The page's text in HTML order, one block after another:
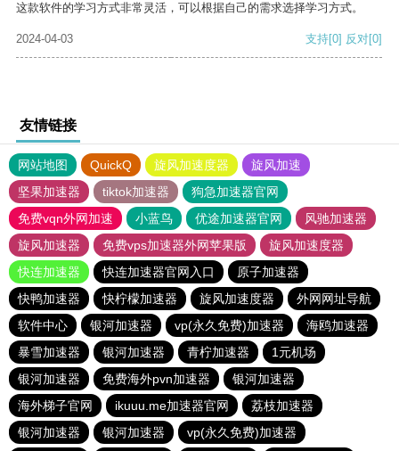
这款软件的学习方式非常灵活，可以根据自己的需求选择学习方式。
2024-04-03 支持[0] 反对[0]
友情链接
网站地图 QuickQ 旋风加速度器
旋风加速
坚果加速器
tiktok加速器
狗急加速器官网
免费vqn外网加速
小蓝鸟 优途加速器官网
风驰加速器
旋风加速器
免费vps加速器外网苹果版
旋风加速度器
快连加速器
快连加速器官网入口
原子加速器
快鸭加速器
快柠檬加速器 旋风加速度器
外网网址导航
软件中心
银河加速器 vp(永久免费)加速器
海鸥加速器
暴雪加速器
银河加速器 青柠加速器
1元机场
银河加速器
免费海外pvn加速器
银河加速器
海外梯子官网
ikuuu.me加速器官网
荔枝加速器
银河加速器
银河加速器
vp(永久免费)加速器